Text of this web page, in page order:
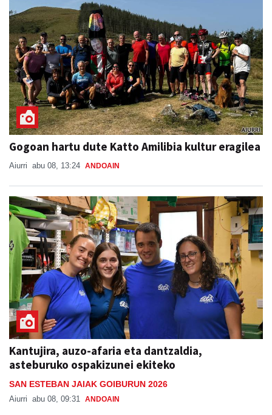
Gogoan hartu dute Katto Amilibia kultur eragilea
Aiurri abu 08, 13:24 ANDOAIN
Kantujira, auzo-afaria eta dantzaldia,
asteburuko ospakizunei ekiteko
SAN ESTEBAN JAIAK GOIBURUN 2026
Aiurri abu 08, 09:31 ANDOAIN